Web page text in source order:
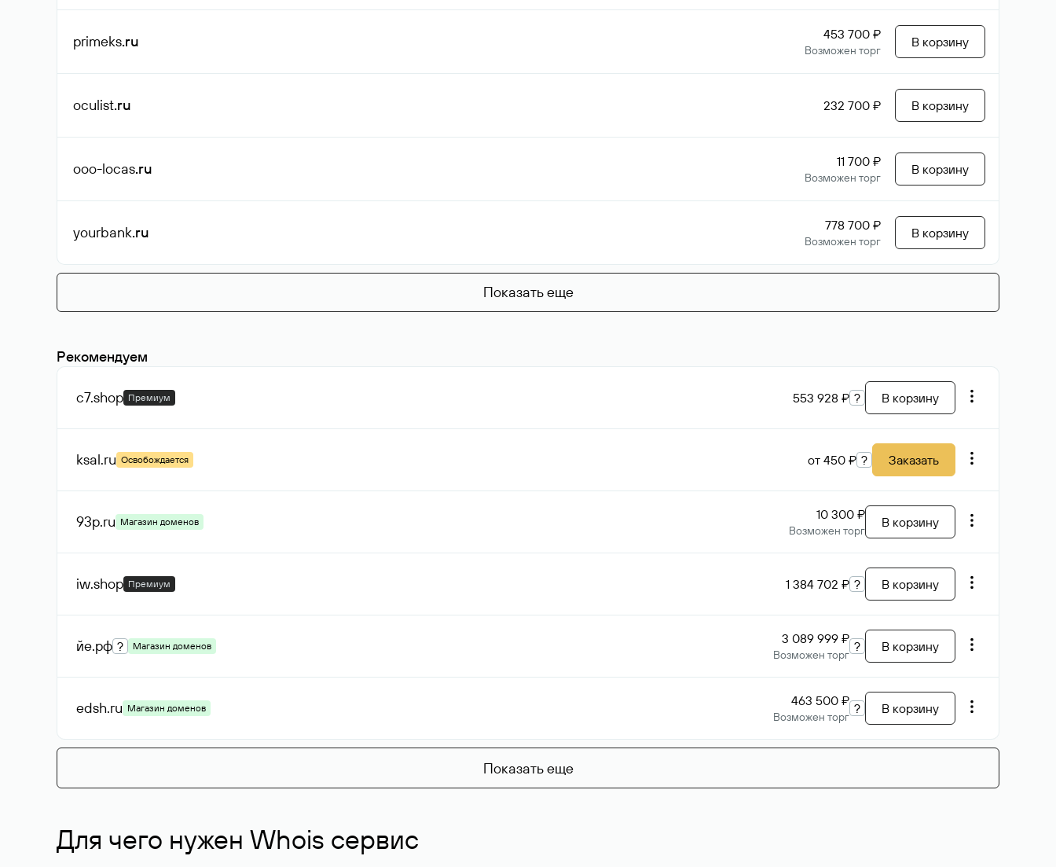
primeks.ru 453 700 ₽
Возможен торг
В корзину
oculist.ru 232 700 ₽ В корзину
ooo-locas.ru 11 700 ₽
Возможен торг
В корзину
yourbank.ru 778 700 ₽
Возможен торг
В корзину
Показать еще
Рекомендуем
c7.shop Премиум 553 928 ₽ ? В корзину
ksal.ru Освобождается от 450 ₽ ? Заказать
93p.ru Магазин доменов 10 300 ₽
Возможен торг
В корзину
iw.shop Премиум 1 384 702 ₽ ? В корзину
йе.рф ? Магазин доменов 3 089 999 ₽
Возможен торг
? В корзину
edsh.ru Магазин доменов 463 500 ₽
Возможен торг
? В корзину
Показать еще
Для чего нужен Whois сервис